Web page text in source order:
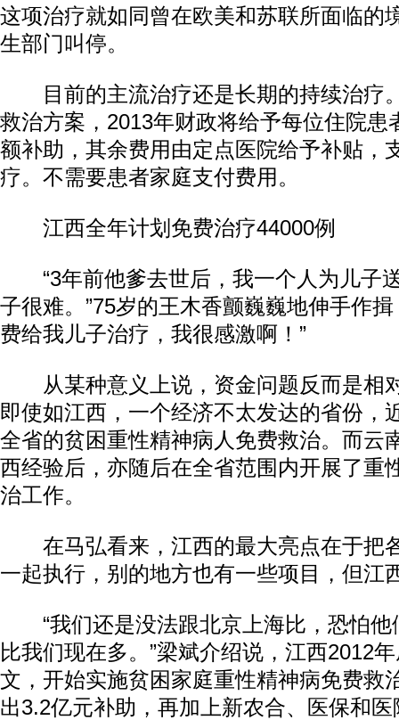
这项治疗就如同曾在欧美和苏联所面临的
生部门叫停。
目前的主流治疗还是长期的持续治疗
救治方案，2013年财政将给予每位住院患
额补助，其余费用由定点医院给予补贴，
疗。不需要患者家庭支付费用。
江西全年计划免费治疗44000例
“3年前他爹去世后，我一个人为儿子
子很难。”75岁的王木香颤巍巍地伸手作
费给我儿子治疗，我很感激啊！”
从某种意义上说，资金问题反而是相
即使如江西，一个经济不太发达的省份，
全省的贫困重性精神病人免费救治。而云
西经验后，亦随后在全省范围内开展了重
治工作。
在马弘看来，江西的最大亮点在于把
一起执行，别的地方也有一些项目，但江
“我们还是没法跟北京上海比，恐怕他
比我们现在多。”梁斌介绍说，江西2012
文，开始实施贫困家庭重性精神病免费救
出3.2亿元补助，再加上新农合、医保和